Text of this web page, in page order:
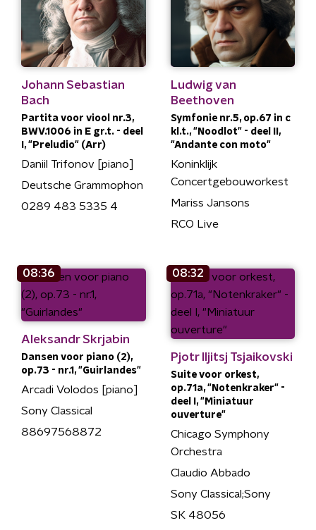
Johann Sebastian
Bach
Partita voor viool nr.3,
BWV.1006 in E gr.t. - deel
I, "Preludio" (Arr)
Daniil Trifonov [piano]
Deutsche Grammophon
0289 483 5335 4
Ludwig van
Beethoven
Symfonie nr.5, op.67 in c
kl.t., "Noodlot" - deel II,
"Andante con moto"
Koninklijk
Concertgebouworkest
Mariss Jansons
RCO Live
08:36
Aleksandr Skrjabin
Dansen voor piano (2),
op.73 - nr.1, "Guirlandes"
Arcadi Volodos [piano]
Sony Classical
88697568872
08:32
Pjotr Iljitsj Tsjaikovski
Suite voor orkest,
op.71a, "Notenkraker" -
deel I, "Miniatuur
ouverture"
Chicago Symphony
Orchestra
Claudio Abbado
Sony Classical;Sony
SK 48056